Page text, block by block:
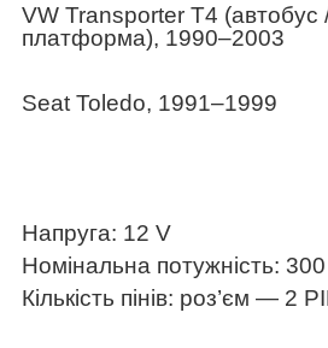
VW Transporter T4 (автобус
платформа), 1990–2003
Seat Toledo, 1991–1999
Напруга: 12 V
Номінальна потужність:
Кількість пінів: роз’єм — 2